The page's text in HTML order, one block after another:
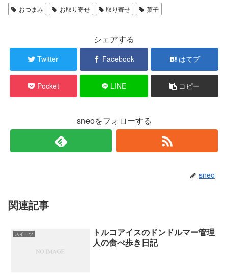
おつまみ お取り寄せ 取り寄せ 菓子
シェアする
Twitter Facebook はてブ
Pocket LINE コピー
sneoをフォローする
sneo
関連記事
スイーツ
トルコアイスのドンドルマー管理
人の食べ歩き日記